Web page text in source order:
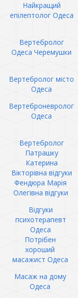
Найкращий
епілептолог Одеса
Вертебролог
Одеса Черемушки
Вертебролог місто
Одеса
Вертеброневролог
Одеса
Вертебролог
Патрашку
Катерина
Вікторівна відгуки
Фендюра Марія
Олегівна відгуки
Відгуки
психотерапевт
Одеса
Потрібен
хороший
масажист Одеса
Масаж на дому
Одеса